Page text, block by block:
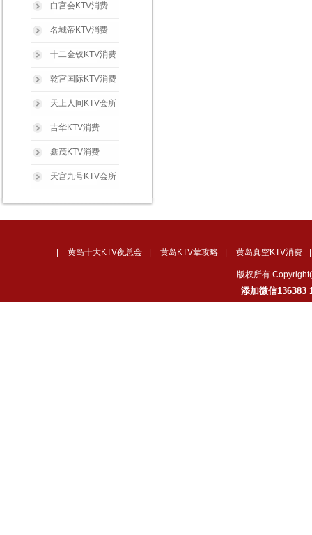
白宫会KTV消费
名城帝KTV消费
十二金钗KTV消费
乾宫国际KTV消费
天上人间KTV会所
吉华KTV消费
鑫茂KTV消费
天宫九号KTV会所
黄岛十大KTV夜总会 黄岛KTV荤攻略 黄岛真空KTV消费
版权所有
添加微信136383